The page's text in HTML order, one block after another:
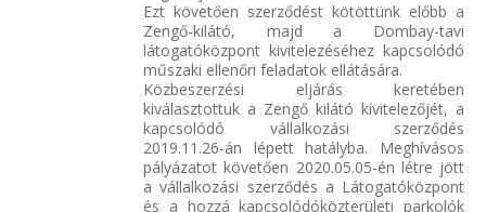
Ezt követően szerződést kötöttünk előbb a
Zengő-kilátó, majd a Dombay-tavi
látogatóközpont kivitelezéséhez kapcsolódó
műszaki ellenőri feladatok ellátására.
Közbeszerzési eljárás keretében
kiválasztottuk a Zengő kilátó kivitelezőjét, a
kapcsolódó vállalkozási szerződés
2019.11.26-án lépett hatályba. Meghívásos
pályázatot követően 2020.05.05-én létre jött
a vállalkozási szerződés a Látogatóközpont
és a hozzá kapcsolódóközterületi parkolók